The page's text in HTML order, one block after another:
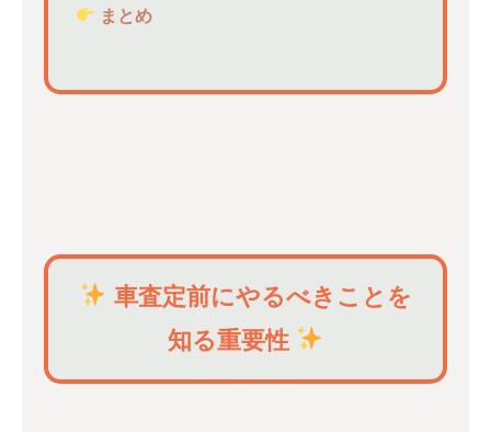
まとめ
車査定前にやるべきことを
知る重要性